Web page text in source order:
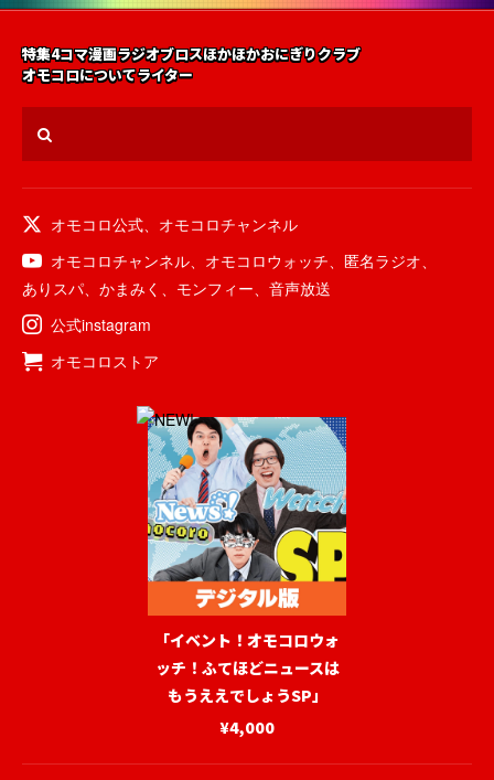
特集4コマ漫画ラジオブロスほかほかおにぎりクラブ
オモコロについてライター
オモコロ公式
オモコロチャンネル
オモコロチャンネル
オモコロウォッチ 匿名ラジオ
ありスパ
かまみく モンフィー
音声放送
公式instagram
オモコロストア
「イベント！オモコロウォ
ッチ！ふてほどニュースは
もうええでしょうSP」
¥4,000